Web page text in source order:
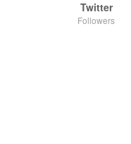
Twitter
Followers